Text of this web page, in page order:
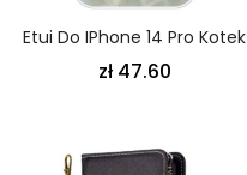
Etui Do IPhone 14 Pro Kotek
zł 47.60